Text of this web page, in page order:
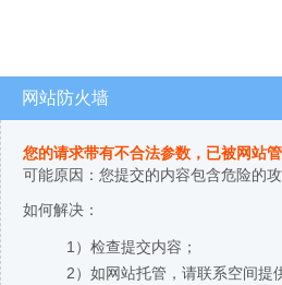
网站防火墙
您的请求带有不合法参数，已被网站
可能原因：您提交的内容包含危险的
如何解决：
1）检查提交内容；
2）如网站托管，请联系空间提